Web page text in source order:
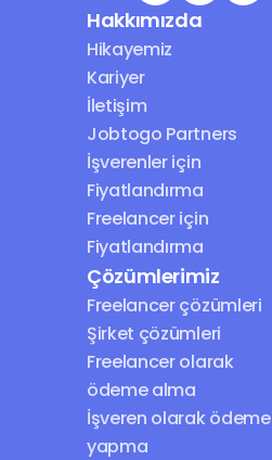
Hakkımızda
Hikayemiz
Kariyer
İletişim
Jobtogo Partners
İşverenler için
Fiyatlandırma
Freelancer için
Fiyatlandırma
Çözümlerimiz
Freelancer çözümleri
Şirket çözümleri
Freelancer olarak
ödeme alma
İşveren olarak ödeme
yapma